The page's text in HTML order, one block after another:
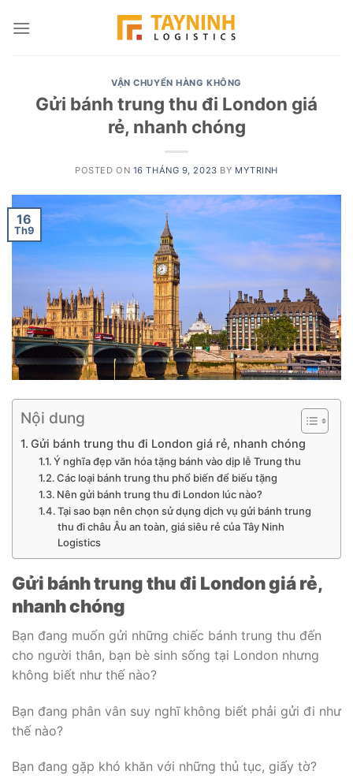
VẬN CHUYỂN HÀNG KHÔNG
Gửi bánh trung thu đi London giá
rẻ, nhanh chóng
POSTED ON 16 THÁNG 9, 2023 BY MYTRINH
16
Th9
Nội dung
Gửi bánh trung thu đi London giá rẻ, nhanh chóng
Ý nghĩa đẹp văn hóa tặng bánh vào dịp lễ Trung thu
Các loại bánh trung thu phổ biến để biếu tặng
Nên gửi bánh trung thu đi London lúc nào?
Tại sao bạn nên chọn sử dụng dịch vụ gửi bánh trung
thu đi châu Âu an toàn, giá siêu rẻ của Tây Ninh
Logistics
Gửi bánh trung thu đi London giá rẻ,
nhanh chóng
Bạn đang muốn gửi những chiếc bánh trung thu đến
cho người thân, bạn bè sinh sống tại London nhưng
không biết như thế nào?
Bạn đang phân vân suy nghĩ không biết phải gửi đi như
thế nào?
Bạn đang gặp khó khăn với những thủ tục, giấy tờ?